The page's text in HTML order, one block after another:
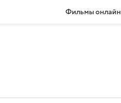
Фильмы онлайн